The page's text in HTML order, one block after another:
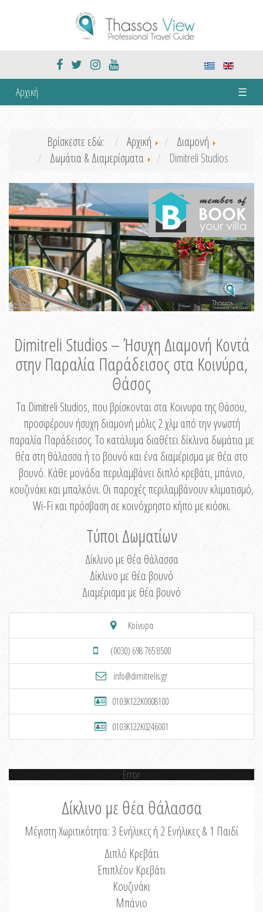
Αρχική ☰
Βρίσκεστε εδώ: Αρχική
Διαμονή
Δωμάτια & Διαμερίσματα
Dimitreli Studios
Dimitreli Studios – Ήσυχη Διαμονή Κοντά
στην Παραλία Παράδεισος στα Κοινύρα,
Θάσος
Τα Dimitreli Studios, που βρίσκονται στα Κοινυρα της Θάσου,
προσφέρουν ήσυχη διαμονή μόλις 2 χλμ από την γνωστή
παραλία Παράδεισος. Το κατάλυμα διαθέτει δίκλινα δωμάτια με
θέα στη θάλασσα ή το βουνό και ένα διαμέρισμα με θέα στο
βουνό. Κάθε μονάδα περιλαμβάνει διπλό κρεβάτι, μπάνιο,
κουζινάκι και μπαλκόνι. Οι παροχές περιλαμβάνουν κλιματισμό,
Wi-Fi και πρόσβαση σε κοινόχρηστο κήπο με κιόσκι.
Τύποι Δωματίων
Δίκλινο με θέα θάλασσα
Δίκλινο με θέα βουνό
Διαμέρισμα με θέα βουνό
Κοίνυρα
(0030) 698 765 8500
info@dimitrelis.gr
0103K122K0008100
0103K122K0246001
Error
Δίκλινο με θέα θάλασσα
Μέγιστη Χωριτικότητα: 3 Ενήλικες ή 2 Ενήλικες & 1 Παιδί
Διπλό Κρεβάτι
Επιπλέον Κρεβάτι
Κουζινάκι
Μπάνιο